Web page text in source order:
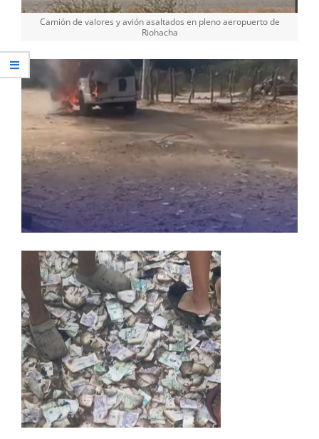
Camión de valores y avión asaltados en pleno aeropuerto de
Riohacha